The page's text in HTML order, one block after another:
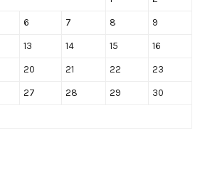
6 7 8 9
13 14 15 16
20 21 22 23
27 28 29 30